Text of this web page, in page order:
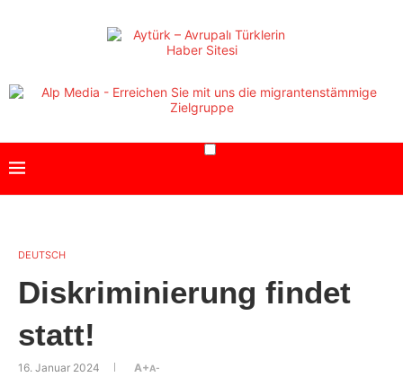
DEUTSCH
Diskriminierung findet
statt!
16. Januar 2024 A+A-